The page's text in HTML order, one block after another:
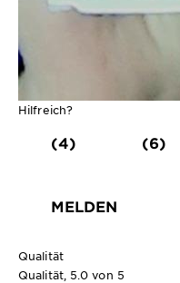
Hilfreich?
(4) (6)
MELDEN
Qualität
Qualität, 5.0 von 5